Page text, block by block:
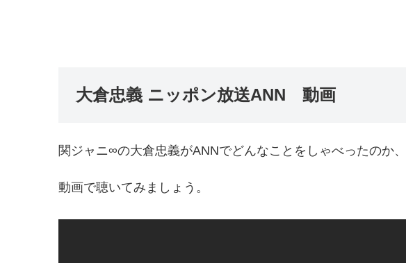
大倉忠義 ニッポン放送ANN 動画
関ジャニ∞の大倉忠義がANNでどんなことをしゃべったのか、
動画で聴いてみましょう。